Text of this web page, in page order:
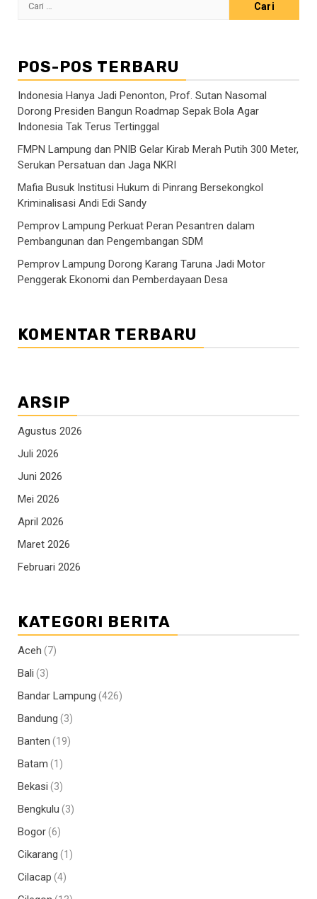
POS-POS TERBARU
Indonesia Hanya Jadi Penonton, Prof. Sutan Nasomal
Dorong Presiden Bangun Roadmap Sepak Bola Agar
Indonesia Tak Terus Tertinggal
FMPN Lampung dan PNIB Gelar Kirab Merah Putih 300 Meter,
Serukan Persatuan dan Jaga NKRI
Mafia Busuk Institusi Hukum di Pinrang Bersekongkol
Kriminalisasi Andi Edi Sandy
Pemprov Lampung Perkuat Peran Pesantren dalam
Pembangunan dan Pengembangan SDM
Pemprov Lampung Dorong Karang Taruna Jadi Motor
Penggerak Ekonomi dan Pemberdayaan Desa
KOMENTAR TERBARU
ARSIP
Agustus 2026
Juli 2026
Juni 2026
Mei 2026
April 2026
Maret 2026
Februari 2026
KATEGORI BERITA
Aceh (7)
Bali (3)
Bandar Lampung (426)
Bandung (3)
Banten (19)
Batam (1)
Bekasi (3)
Bengkulu (3)
Bogor(6)
Cikarang (1)
Cilacap (4)